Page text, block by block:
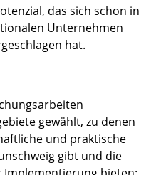
das sich schon in
Unternehmen
hat.
gewählt, zu denen
und praktische
gibt und die